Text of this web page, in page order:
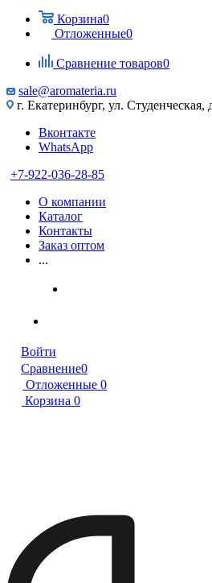
Корзина0
Отложенные0
Сравнение товаров0
sale@aromateria.ru
г. Екатеринбург, ул. Студенческая,
Вконтакте
WhatsApp
+7-922-036-28-85
О компании
Каталог
Контакты
Заказ оптом
...
Войти
Сравнение0
Отложенные 0
Корзина 0